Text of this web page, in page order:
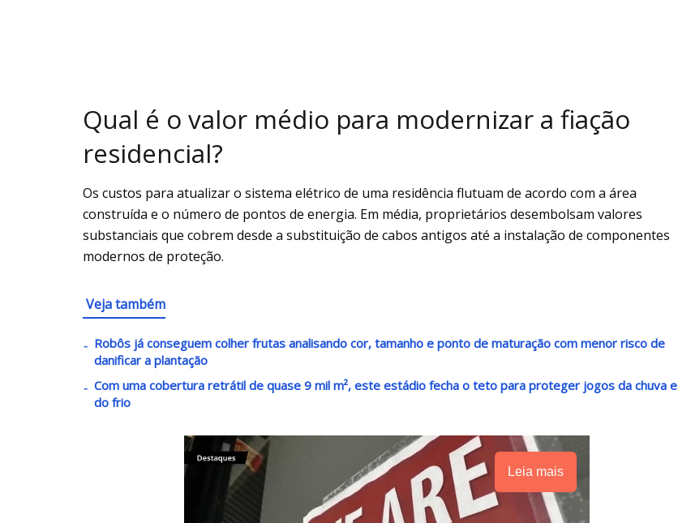
Qual é o valor médio para modernizar a fiação
residencial?
Os custos para atualizar o sistema elétrico de uma residência flutuam de acordo com a área
construída e o número de pontos de energia. Em média, proprietários desembolsam valores
substanciais que cobrem desde a substituição de cabos antigos até a instalação de componentes
modernos de proteção.
Veja também
Robôs já conseguem colher frutas analisando cor, tamanho e ponto de maturação com menor risco de
danificar a plantação
Com uma cobertura retrátil de quase 9 mil m², este estádio fecha o teto para proteger jogos da chuva e
do frio
Leia mais